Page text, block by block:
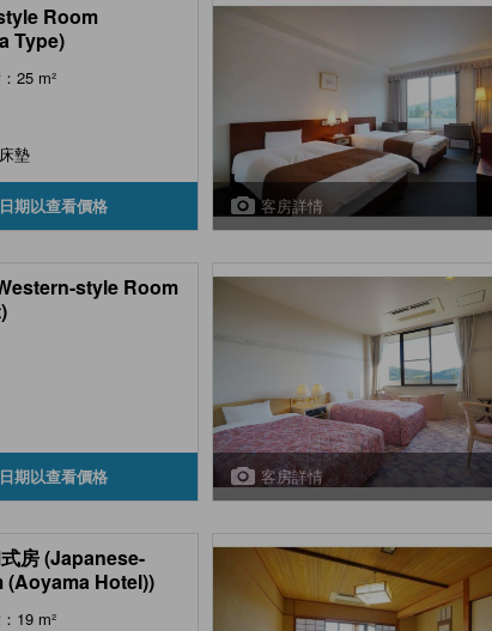
Room
Type)
25 m²
墊
期以查看價格 客房詳情
style Room
期以查看價格 客房詳情
房 (Japanese-
(Aoyama Hotel))
19 m²